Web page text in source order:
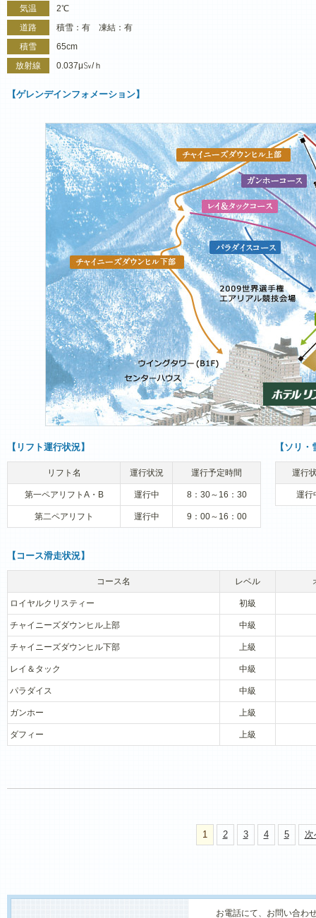
気温
2℃
道路
積雪：有 凍結：有
積雪
65cm
放射線
0.037μ㏜/ｈ
【ゲレンデインフォメーション】
【リフト運行状況】
リフト名 運行状況 運行予定時間
第一ペアリフトA・B 運行中 8：30～16：30
第二ペアリフト 運行中 9：00～16：00
【ソリ
運行
運行
【コース滑走状況】
コース名 レベル
ロイヤルクリスティー 初級
チャイニーズダウンヒル上部 中級
チャイニーズダウンヒル下部 上級
レイ＆タック 中級
パラダイス 中級
ガンホー 上級
ダフィー 上級
1 2 3 4 5
お電話にて、お問い合わ